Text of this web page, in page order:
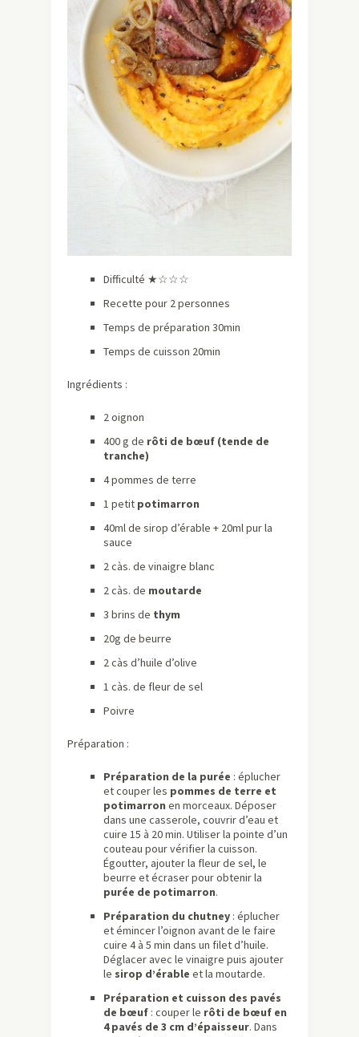
Difficulté ★☆☆☆
Recette pour 2 personnes
Temps de préparation 30min
Temps de cuisson 20min
Ingrédients :
2 oignon
400 g de rôti de bœuf (tende de
tranche)
4 pommes de terre
1 petit potimarron
40ml de sirop d’érable + 20ml pur la
sauce
2 càs. de vinaigre blanc
2 càs. de moutarde
3 brins de thym
20g de beurre
2 càs d’huile d’olive
1 càs. de fleur de sel
Poivre
Préparation :
Préparation de la purée : éplucher
et couper les pommes de terre et
potimarron en morceaux. Déposer
dans une casserole, couvrir d’eau et
cuire 15 à 20 min. Utiliser la pointe d’un
couteau pour vérifier la cuisson.
Égoutter, ajouter la fleur de sel, le
beurre et écraser pour obtenir la
purée de potimarron.
Préparation du chutney : éplucher
et émincer l’oignon avant de le faire
cuire 4 à 5 min dans un filet d’huile.
Déglacer avec le vinaigre puis ajouter
le sirop d’érable et la moutarde.
Préparation et cuisson des pavés
de bœuf : couper le rôti de bœuf en
4 pavés de 3 cm d’épaisseur. Dans